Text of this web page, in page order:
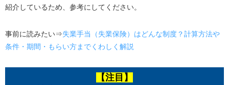
紹介しているため、参考にしてください。
事前に読みたい⇒失業手当（失業保険）はどんな制度？計算方法や
条件・期間・もらい方までくわしく解説
【注目】